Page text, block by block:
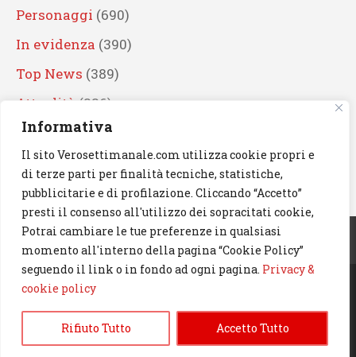
Informativa
Il sito Verosettimanale.com utilizza cookie propri e
di terze parti per finalità tecniche, statistiche,
pubblicitarie e di profilazione. Cliccando “Accetto”
presti il consenso all'utilizzo dei sopracitati cookie,
Potrai cambiare le tue preferenze in qualsiasi
momento all'interno della pagina “Cookie Policy”
seguendo il link o in fondo ad ogni pagina. Privacy &
cookie policy
Rifiuto Tutto Accetto Tutto
Personaggi (690)
In evidenza (390)
Top News (389)
Attualità (336)
Eventi(330)
Artisti (241)
News(239)
Cerca
© 2023 Verosettimanale.com. All rights reserved.